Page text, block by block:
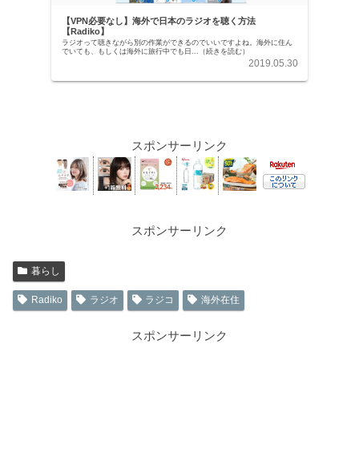
【VPN必要なし】海外で日本のラジオを聴く方法
【Radiko】
ラジオって聴きながら別の作業ができるのでいいですよね。海外に住ん
でいても、もしくは海外に旅行中でも日...（続きを読む）
2019.05.30
スポンサーリンク
スポンサーリンク
暮らし
Radiko ラジオ ラジコ 海外在住
スポンサーリンク